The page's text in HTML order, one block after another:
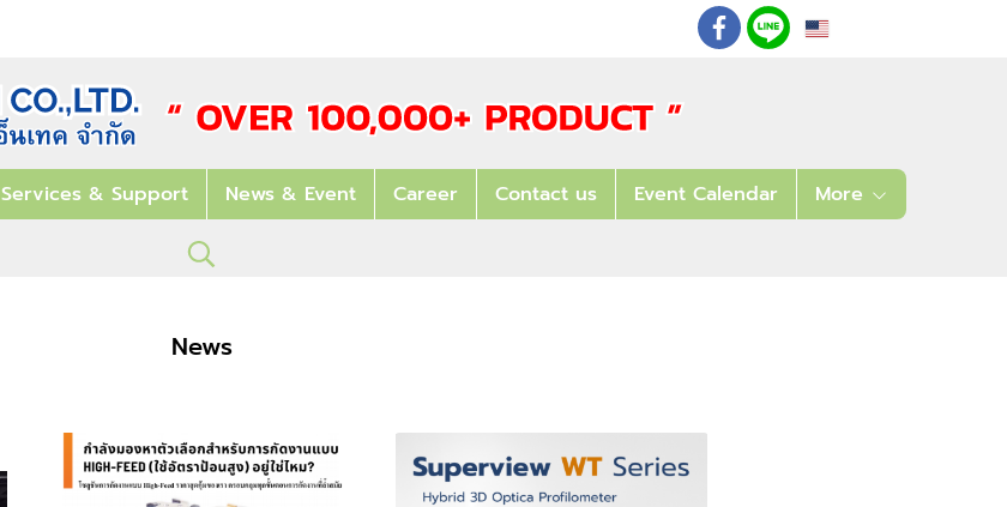
EN
Services & Support News & Event Career Contact us Event Calendar More
News